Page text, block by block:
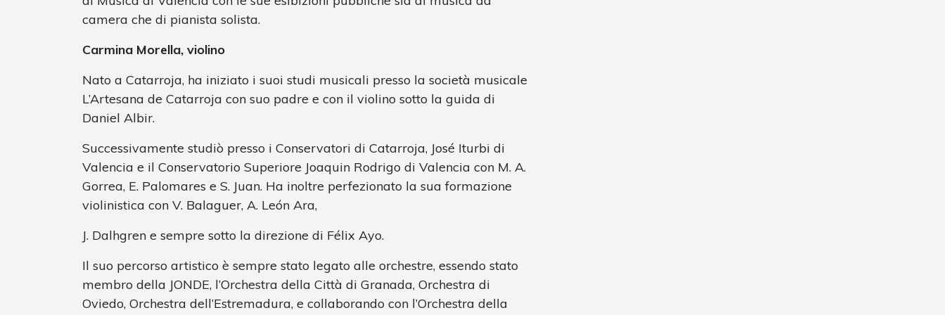
camera che di pianista solista.
Carmina Morella, violino
Nato a Catarroja, ha iniziato i suoi studi musicali presso la società musicale
L’Artesana de Catarroja con suo padre e con il violino sotto la guida di
Daniel Albir.
Successivamente studiò presso i Conservatori di Catarroja, José Iturbi di
Valencia e il Conservatorio Superiore Joaquin Rodrigo di Valencia con M. A.
Gorrea, E. Palomares e S. Juan. Ha inoltre perfezionato la sua formazione
violinistica con V. Balaguer, A. León Ara,
J. Dalhgren e sempre sotto la direzione di Félix Ayo.
Il suo percorso artistico è sempre stato legato alle orchestre, essendo stato
membro della JONDE, l’Orchestra della Città di Granada, Orchestra di
Oviedo, Orchestra dell’Estremadura, e collaborando con l’Orchestra della